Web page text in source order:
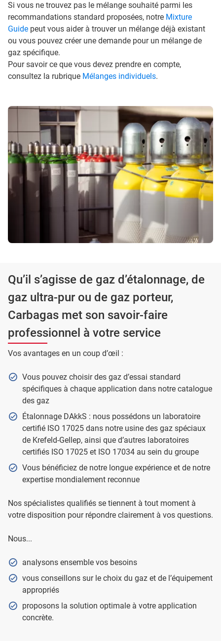
Si vous ne trouvez pas le mélange souhaité parmi les
recommandations standard proposées, notre Mixture
Guide peut vous aider à trouver un mélange déjà existant
ou vous pouvez créer une demande pour un mélange de
gaz spécifique.
Pour savoir ce que vous devez prendre en compte,
consultez la rubrique Mélanges individuels.
Qu’il s’agisse de gaz d’étalonnage, de
gaz ultra-pur ou de gaz porteur,
Carbagas met son savoir-faire
professionnel à votre service
Vos avantages en un coup d’œil :
Vous pouvez choisir des gaz d’essai standard
spécifiques à chaque application dans notre catalogue
des gaz
Étalonnage DAkkS : nous possédons un laboratoire
certifié ISO 17025 dans notre usine des gaz spéciaux
de Krefeld-Gellep, ainsi que d’autres laboratoires
certifiés ISO 17025 et ISO 17034 au sein du groupe
Vous bénéficiez de notre longue expérience et de notre
expertise mondialement reconnue
Nos spécialistes qualifiés se tiennent à tout moment à
votre disposition pour répondre clairement à vos questions.
Nous...
analysons ensemble vos besoins
vous conseillons sur le choix du gaz et de l’équipement
appropriés
proposons la solution optimale à votre application
concrète.